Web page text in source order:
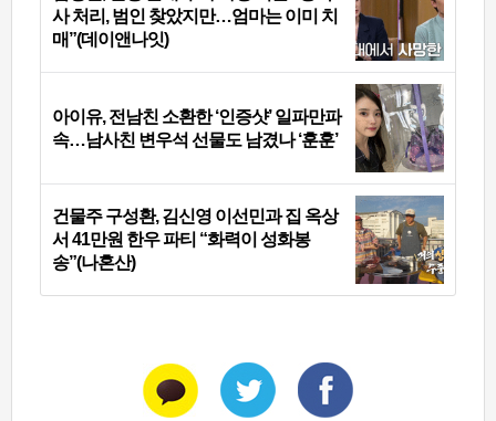
사 처리, 범인 찾았지만…엄마는 이미 치
매”(데이앤나잇)
아이유, 전남친 소환한 ‘인증샷’ 일파만파
속…남사친 변우석 선물도 남겼나 ‘훈훈’
건물주 구성환, 김신영 이선민과 집 옥상
서 41만원 한우 파티 “화력이 성화봉
송”(나혼산)